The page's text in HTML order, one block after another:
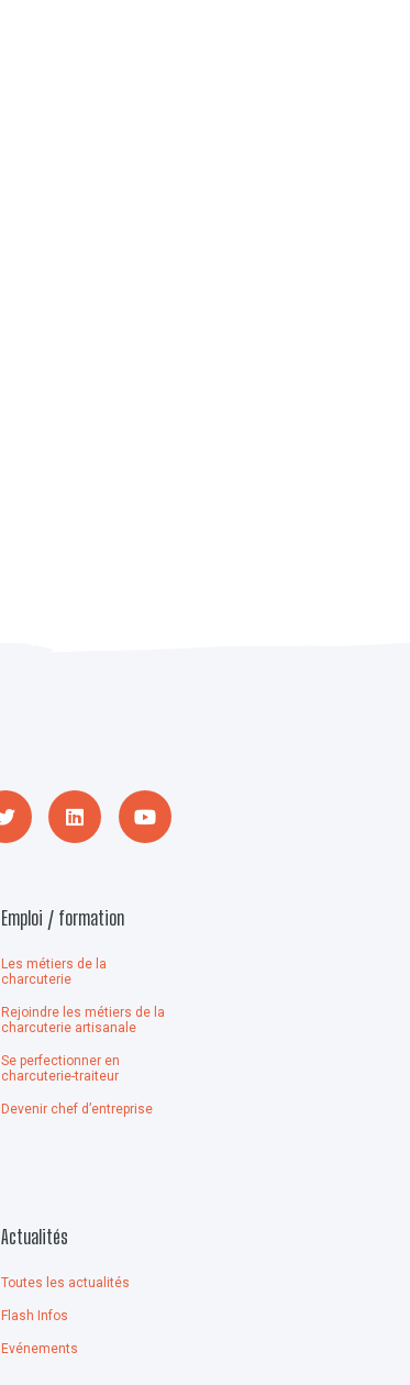
Emploi / formation
Les métiers de la
charcuterie
Rejoindre les métiers de la
charcuterie artisanale
Se perfectionner en
charcuterie-traiteur
Devenir chef d’entreprise
Actualités
Toutes les actualités
Flash Infos
Evénements